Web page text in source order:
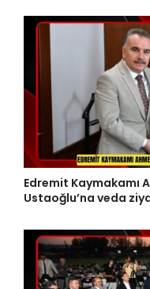
Edremit Kaymakamı
Ustaoğlu’na veda